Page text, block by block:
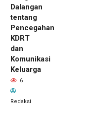
Dalangan
tentang
Pencegahan
KDRT
dan
Komunikasi
Keluarga
6
Redaksi